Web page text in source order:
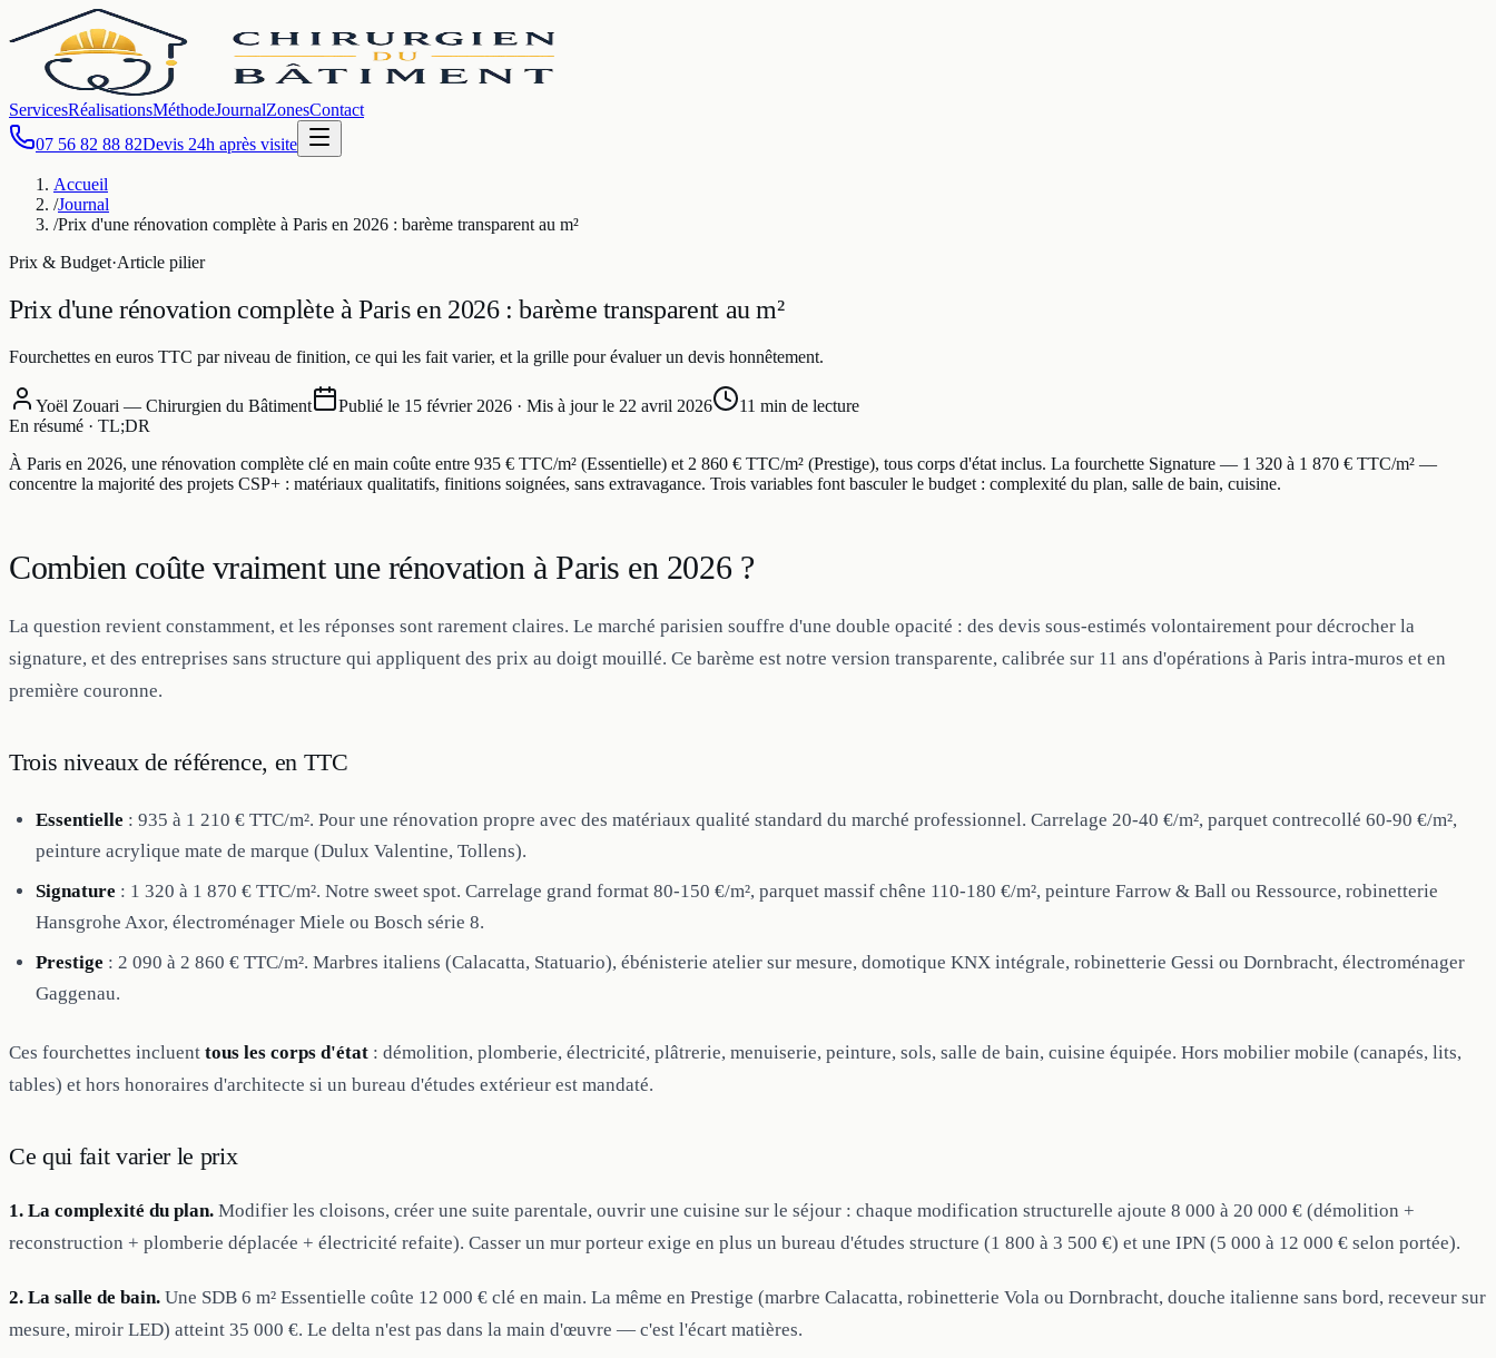
ServicesRéalisationsMéthodeJournalZonesContact
07 56 82 88 82Devis 24h après visite
Accueil
/Journal
/Prix d'une rénovation complète à Paris en 2026 : barème transparent au m²
Prix & Budget·Article pilier
Prix d'une rénovation complète à Paris en 2026 : barème transparent au m²
Fourchettes en euros TTC par niveau de finition, ce qui les fait varier, et la grille pour évaluer un devis honnêtement.
Yoël Zouari — Chirurgien du Bâtiment Publié le 15 février 2026 · Mis à jour le 22 avril 2026 11 min de lecture
En résumé · TL;DR
À Paris en 2026, une rénovation complète clé en main coûte entre 935 € TTC/m² (Essentielle) et 2 860 € TTC/m² (Prestige), tous corps d'état inclus. La fourchette Signature — 1 320 à 1 870 € TTC/m² —
concentre la majorité des projets CSP+ : matériaux qualitatifs, finitions soignées, sans extravagance. Trois variables font basculer le budget : complexité du plan, salle de bain, cuisine.
Combien coûte vraiment une rénovation à Paris en 2026 ?
La question revient constamment, et les réponses sont rarement claires. Le marché parisien souffre d'une double opacité : des devis sous-estimés volontairement pour décrocher la
signature, et des entreprises sans structure qui appliquent des prix au doigt mouillé. Ce barème est notre version transparente, calibrée sur 11 ans d'opérations à Paris intra-muros et en
première couronne.
Trois niveaux de référence, en TTC
Essentielle : 935 à 1 210 € TTC/m². Pour une rénovation propre avec des matériaux qualité standard du marché professionnel. Carrelage 20-40 €/m², parquet contrecollé 60-90 €/m²,
peinture acrylique mate de marque (Dulux Valentine, Tollens).
Signature : 1 320 à 1 870 € TTC/m². Notre sweet spot. Carrelage grand format 80-150 €/m², parquet massif chêne 110-180 €/m², peinture Farrow & Ball ou Ressource, robinetterie
Hansgrohe Axor, électroménager Miele ou Bosch série 8.
Prestige : 2 090 à 2 860 € TTC/m². Marbres italiens (Calacatta, Statuario), ébénisterie atelier sur mesure, domotique KNX intégrale, robinetterie Gessi ou Dornbracht, électroménager
Gaggenau.
Ces fourchettes incluent tous les corps d'état : démolition, plomberie, électricité, plâtrerie, menuiserie, peinture, sols, salle de bain, cuisine équipée. Hors mobilier mobile (canapés, lits,
tables) et hors honoraires d'architecte si un bureau d'études extérieur est mandaté.
Ce qui fait varier le prix
1. La complexité du plan. Modifier les cloisons, créer une suite parentale, ouvrir une cuisine sur le séjour : chaque modification structurelle ajoute 8 000 à 20 000 € (démolition +
reconstruction + plomberie déplacée + électricité refaite). Casser un mur porteur exige en plus un bureau d'études structure (1 800 à 3 500 €) et une IPN (5 000 à 12 000 € selon portée).
2. La salle de bain. Une SDB 6 m² Essentielle coûte 12 000 € clé en main. La même en Prestige (marbre Calacatta, robinetterie Vola ou Dornbracht, douche italienne sans bord, receveur sur
mesure, miroir LED) atteint 35 000 €. Le delta n'est pas dans la main d'œuvre — c'est l'écart matières.